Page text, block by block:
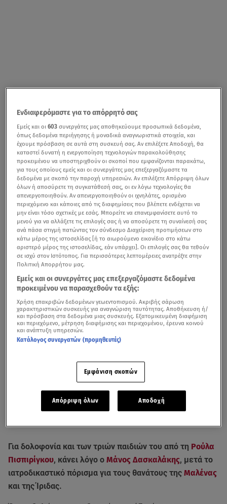
Για δολοφονία και των τριών παιδιών του από τη Ρούλα
Πισπιρίγκου, κάνει λόγο ο Μάνος Δασκαλάκης, μετά το
ιατροδικαστικό πόρισμα για τους θανάτους της Μαλένας
και της Ίριδας.
Ενδιαφερόμαστε για το απόρρητό σας
Εμείς και οι603 συνεργάτες μας αποθηκεύουμε προσωπικά δεδομένα,
όπως δεδομένα περιήγησης ή μοναδικά αναγνωριστικά στοιχεία, και
έχουμε πρόσβαση σε αυτά στη συσκευή σας. Αν επιλέξετε Αποδοχή, θα
καταστεί δυνατή η ενεργοποίηση τεχνολογιών παρακολούθησης
προκειμένου να υποστηριχθούν οι σκοποί που εμφανίζονται παρακάτω,
για τους οποίους εμείς και οι συνεργάτες μας επεξεργαζόμαστε τα
δεδομένα με σκοπό την παροχή υπηρεσιών. Αν επιλέξετε Απόρριψη όλων
όλων ή αποσύρετε τη συγκατάθεσή σας, οι εν λόγω τεχνολογίες θα
απενεργοποιηθούν. Αν απενεργοποιηθούν οι ιχνηλάτες, ορισμένο
περιεχόμενο και κάποιες από τις διαφημίσεις που βλέπετε ενδέχεται να
μην είναι τόσο σχετικές με εσάς. Μπορείτε να επανεμφανίσετε αυτό το
μενού για να αλλάξετε τις επιλογές σας ή να αποσύρετε τη συναίνεσή σας
ανά πάσα στιγμή πατώντας τον σύνδεσμο Διαχείριση προτιμήσεων στο
κάτω μέρος της ιστοσελίδας [ή το αιωρούμενο εικονίδιο στο κάτω
αριστερό μέρος της ιστοσελίδας, εάν υπάρχει]. Οι επιλογές σας θα τεθούν
σε ισχύ στον Ιστότοπος. Για περισσότερες λεπτομέρειες ανατρέξτε στην
Πολιτική Απορρήτου μας.
Εμείς και οι συνεργάτες μας επεξεργαζόμαστε δεδομένα
προκειμένου να παρασχεθούν τα εξής:
Χρήση επακριβών δεδομένων γεωεντοπισμού. Ακριβής σάρωση
χαρακτηριστικών συσκευής για αναγνώριση ταυτότητας. Αποθήκευση ή/
και πρόσβαση στα δεδομένα μιας συσκευής. Εξατομικευμένη διαφήμιση
και περιεχόμενο, μέτρηση διαφήμισης και περιεχομένου, έρευνα κοινού
και ανάπτυξη υπηρεσιών.
Κατάλογος συνεργατών (προμηθευτές)
Εμφάνιση σκοπών
Απόρριψη όλων Αποδοχή